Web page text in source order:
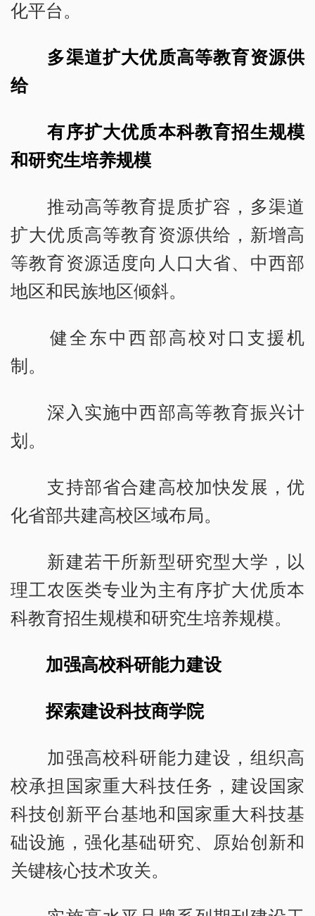
化平台。
多渠道扩大优质高等教育资源供
给
有序扩大优质本科教育招生规模
和研究生培养规模
推动高等教育提质扩容，多渠道
扩大优质高等教育资源供给，新增高
等教育资源适度向人口大省、中西部
地区和民族地区倾斜。
健全东中西部高校对口支援机
制。
深入实施中西部高等教育振兴计
划。
支持部省合建高校加快发展，优
化省部共建高校区域布局。
新建若干所新型研究型大学，以
理工农医类专业为主有序扩大优质本
科教育招生规模和研究生培养规模。
加强高校科研能力建设
探索建设科技商学院
加强高校科研能力建设，组织高
校承担国家重大科技任务，建设国家
科技创新平台基地和国家重大科技基
础设施，强化基础研究、原始创新和
关键核心技术攻关。